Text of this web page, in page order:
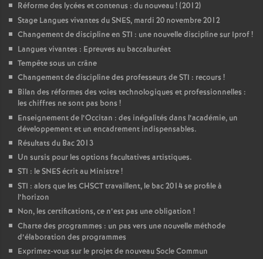
Réforme des lycées et contenus : du nouveau! (2012)
Stage Langues vivantes du SNES, mardi 20 novembre 2012
Changement de discipline en STI : une nouvelle discipline sur Iprof!
Langues vivantes : Epreuves au baccalauréat
Tempête sous un crâne
Changement de discipline des professeurs de STI : recours !
Bilan des réformes des voies technologiques et professionnelles :
les chiffres ne sont pas bons !
Enseignement de l’Occitan : des inégalités dans l’académie, un
développement et un encadrement indispensables.
Résultats du Bac 2013
Un sursis pour les options facultatives artistiques.
STI : le SNES écrit au Ministre!
STI : alors que les CHSCT travaillent, le bac 2014 se profile à
l’horizon
Non, les certifications, ce n’est pas une obligation !
Charte des programmes : un pas vers une nouvelle méthode
d’élaboration des programmes
Exprimez-vous sur le projet de nouveau Socle Commun